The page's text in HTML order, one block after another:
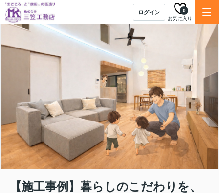
ログイン
お気に入り
0
【施工事例】暮らしのこだわりを、